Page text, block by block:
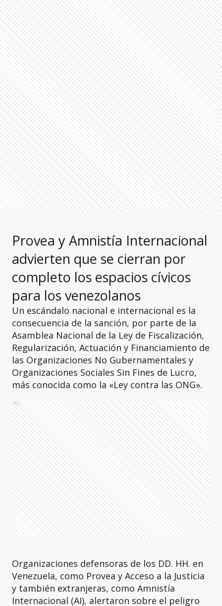
Provea y Amnistía Internacional
advierten que se cierran por
completo los espacios cívicos
para los venezolanos
Un escándalo nacional e internacional es la
consecuencia de la sanción, por parte de la
Asamblea Nacional de la Ley de Fiscalización,
Regularización, Actuación y Financiamiento de
las Organizaciones No Gubernamentales y
Organizaciones Sociales Sin Fines de Lucro,
más conocida como la «Ley contra las ONG».
Ads
Organizaciones defensoras de los DD. HH. en
Venezuela, como Provea y Acceso a la Justicia
y también extranjeras, como Amnistía
Internacional (AI), alertaron sobre el peligro